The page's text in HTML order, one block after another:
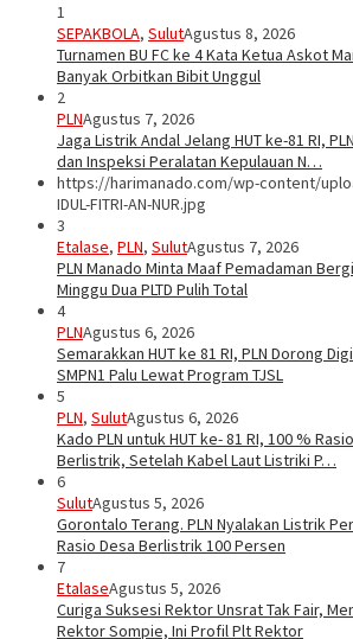
1
SEPAKBOLA, SulutAgustus 8, 2026
Turnamen BU FC ke 4 Kata Ketua Askot
Banyak Orbitkan Bibit Unggul
2
PLNAgustus 7, 2026
Jaga Listrik Andal Jelang HUT ke-81 RI,
dan Inspeksi Peralatan Kepulauan N…
https://harimanado.com/wp-content/
IDUL-FITRI-AN-NUR.jpg
3
Etalase, PLN, SulutAgustus 7, 2026
PLN Manado Minta Maaf Pemadaman
Minggu Dua PLTD Pulih Total
4
PLNAgustus 6, 2026
Semarakkan HUT ke 81 RI, PLN Dorong
SMPN1 Palu Lewat Program TJSL
5
PLN, SulutAgustus 6, 2026
Kado PLN untuk HUT ke- 81 RI, 100 %
Berlistrik, Setelah Kabel Laut Listriki P…
6
SulutAgustus 5, 2026
Gorontalo Terang. PLN Nyalakan Listrik
Rasio Desa Berlistrik 100 Persen
7
EtalaseAgustus 5, 2026
Curiga Suksesi Rektor Unsrat Tak Fair,
Rektor Sompie, Ini Profil Plt Rektor